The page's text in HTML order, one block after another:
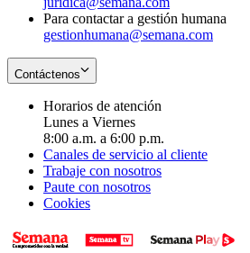
Para contactar a gestión humana
gestionhumana@semana.com
Contáctenos
Horarios de atención
Lunes a Viernes
8:00 a.m. a 6:00 p.m.
Canales de servicio al cliente
Trabaje con nosotros
Paute con nosotros
Cookies